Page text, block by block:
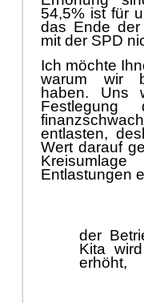
54,5% ist für
das Ende
mit der SPD
Ich möchte
warum wir
haben. Uns
Festlegung
entlasten,
Wert darauf
Entlastungen
der
Kita
erhöht,